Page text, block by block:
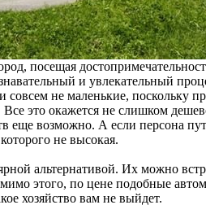
посещая
и увлекательный
не маленькие, поскольку
это окажется не слишком
еще возможно. А если персона
которого не высокая.
альтернативой. Их можно
этого, по цене подобные
хозяйство вам не выйдет.